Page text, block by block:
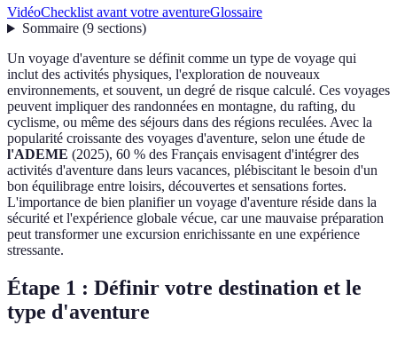
VidéoChecklist avant votre aventureGlossaire
Sommaire(9 sections)
Un voyage d'aventure se définit comme un type de voyage qui
inclut des activités physiques, l'exploration de nouveaux
environnements, et souvent, un degré de risque calculé. Ces voyages
peuvent impliquer des randonnées en montagne, du rafting, du
cyclisme, ou même des séjours dans des régions reculées. Avec la
popularité croissante des voyages d'aventure, selon une étude de
l'ADEME (2025), 60 % des Français envisagent d'intégrer des
activités d'aventure dans leurs vacances, plébiscitant le besoin d'un
bon équilibrage entre loisirs, découvertes et sensations fortes.
L'importance de bien planifier un voyage d'aventure réside dans la
sécurité et l'expérience globale vécue, car une mauvaise préparation
peut transformer une excursion enrichissante en une expérience
stressante.
Étape 1 : Définir votre destination et le
type d'aventure